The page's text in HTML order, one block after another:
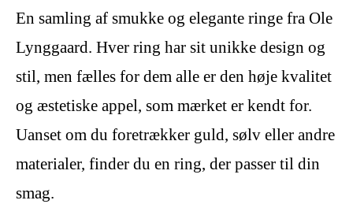
En samling af smukke og elegante ringe fra Ole
Lynggaard. Hver ring har sit unikke design og
stil, men fælles for dem alle er den høje kvalitet
og æstetiske appel, som mærket er kendt for.
Uanset om du foretrækker guld, sølv eller andre
materialer, finder du en ring, der passer til din
smag.